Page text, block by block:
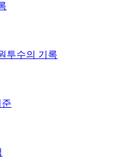
투수의 기록